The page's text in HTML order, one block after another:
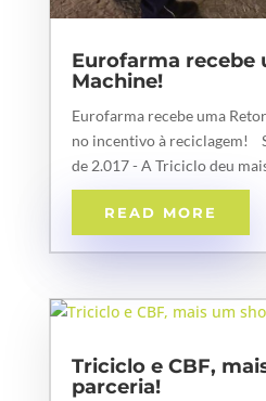
Eurofarma recebe
Machine!
Eurofarma recebe uma
no incentivo à reciclagem!
de 2.017 - A Triciclo deu
READ MORE
Triciclo e CBF,
parceria!